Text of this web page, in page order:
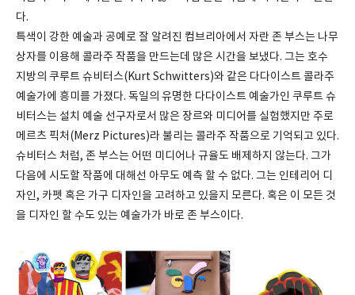
다.
특색이 강한 예술과 공예로 잘 알려진 컴브리아에서 자란 존 부스는 나무
상자를 이용해 콜라주 작품을 만드는데 많은 시간을 보냈다. 그는 호수
지방의 쿠루트 슈비터스(Kurt Schwitters)와 같은 다다이스트 콜라주
예술가에 흥미를 가졌다. 독일의 유명한 다다이스트 예술가인 쿠루트 슈
비터스는 설치 예술 선구자로서 많은 장르와 미디어를 실험했지만 주로
메르츠 픽처(Merz Pictures)라 불리는 콜라주 작품으로 기억되고 있다.
슈비터스 처럼, 존 부스는 어떤 미디어나 규율도 배제하지 않는다. 그가
다음에 시도할 작품에 대해선 아무도 예측 할 수 없다. 그는 인테리어 디
자인, 카펫 혹은 가구 디자인을 고려하고 있을지 모른다. 혹은 이 모든 것
을 디자인 할 수도 있는 예술가가 바로 존 부스이다.